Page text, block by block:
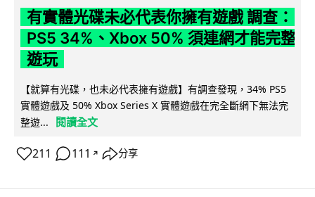
有實體光碟未必代表你擁有遊戲 調查：
PS5 34%、Xbox 50% 須連網才能完整
遊玩
【就算有光碟，也未必代表擁有遊戲】有調查發現，34% PS5
實體遊戲及 50% Xbox Series X 實體遊戲在完全斷網下無法完
整遊...
閱讀全文
211 111 ↗ 分享